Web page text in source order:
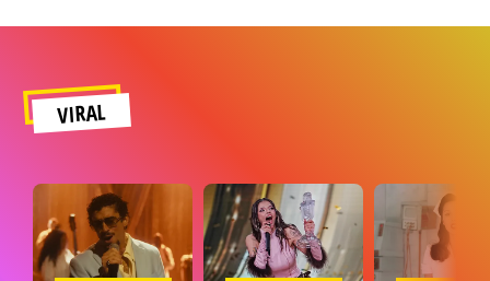
VIRAL